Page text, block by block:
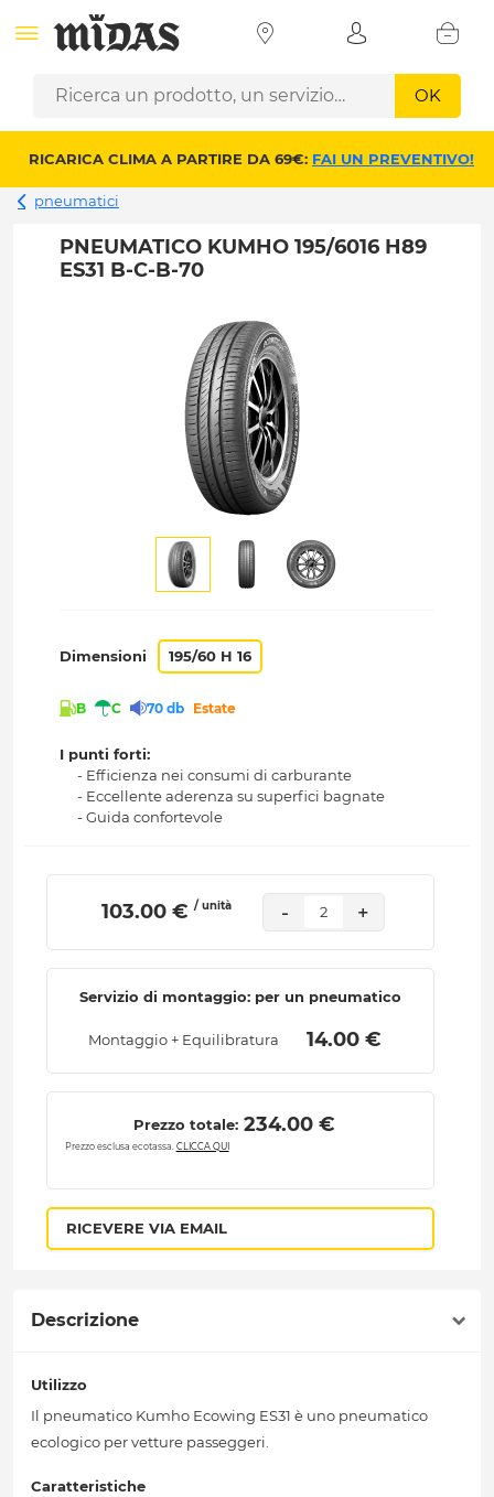
OK
RICARICA CLIMA A PARTIRE DA 69€: FAI UN PREVENTIVO!
pneumatici
PNEUMATICO KUMHO 195/6016 H89
ES31 B-C-B-70
Dimensioni 195/60 H 16
B C 70 db Estate
I punti forti:
- Efficienza nei consumi di carburante
- Eccellente aderenza su superfici bagnate
- Guida confortevole
103.00 € / unità - 2 +
Servizio di montaggio: per un pneumatico
Montaggio + Equilibratura 14.00 €
Prezzo totale: 234.00 €
Prezzo esclusa ecotassa. CLICCA QUI
RICEVERE VIA EMAIL
Descrizione
Utilizzo
Il pneumatico Kumho Ecowing ES31 è uno pneumatico
ecologico per vetture passeggeri.
Caratteristiche